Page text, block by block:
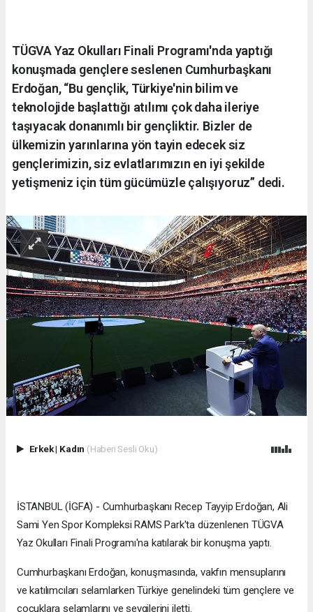
TÜGVA Yaz Okulları Finali Programı'nda yaptığı
konuşmada gençlere seslenen Cumhurbaşkanı
Erdoğan, “Bu gençlik, Türkiye'nin bilim ve
teknolojide başlattığı atılımı çok daha ileriye
taşıyacak donanımlı bir gençliktir. Bizler de
ülkemizin yarınlarına yön tayin edecek siz
gençlerimizin, siz evlatlarımızın en iyi şekilde
yetişmeniz için tüm gücümüzle çalışıyoruz” dedi.
Erkek| Kadın (Haberi Sesli Oku)
İSTANBUL (İGFA) - Cumhurbaşkanı Recep Tayyip Erdoğan, Ali
Sami Yen Spor Kompleksi RAMS Park'ta düzenlenen TÜGVA
Yaz Okulları Finali Programı'na katılarak bir konuşma yaptı.
Cumhurbaşkanı Erdoğan, konuşmasında, vakfın mensuplarını
ve katılımcıları selamlarken Türkiye genelindeki tüm gençlere ve
çocuklara selamlarını ve sevgilerini iletti.